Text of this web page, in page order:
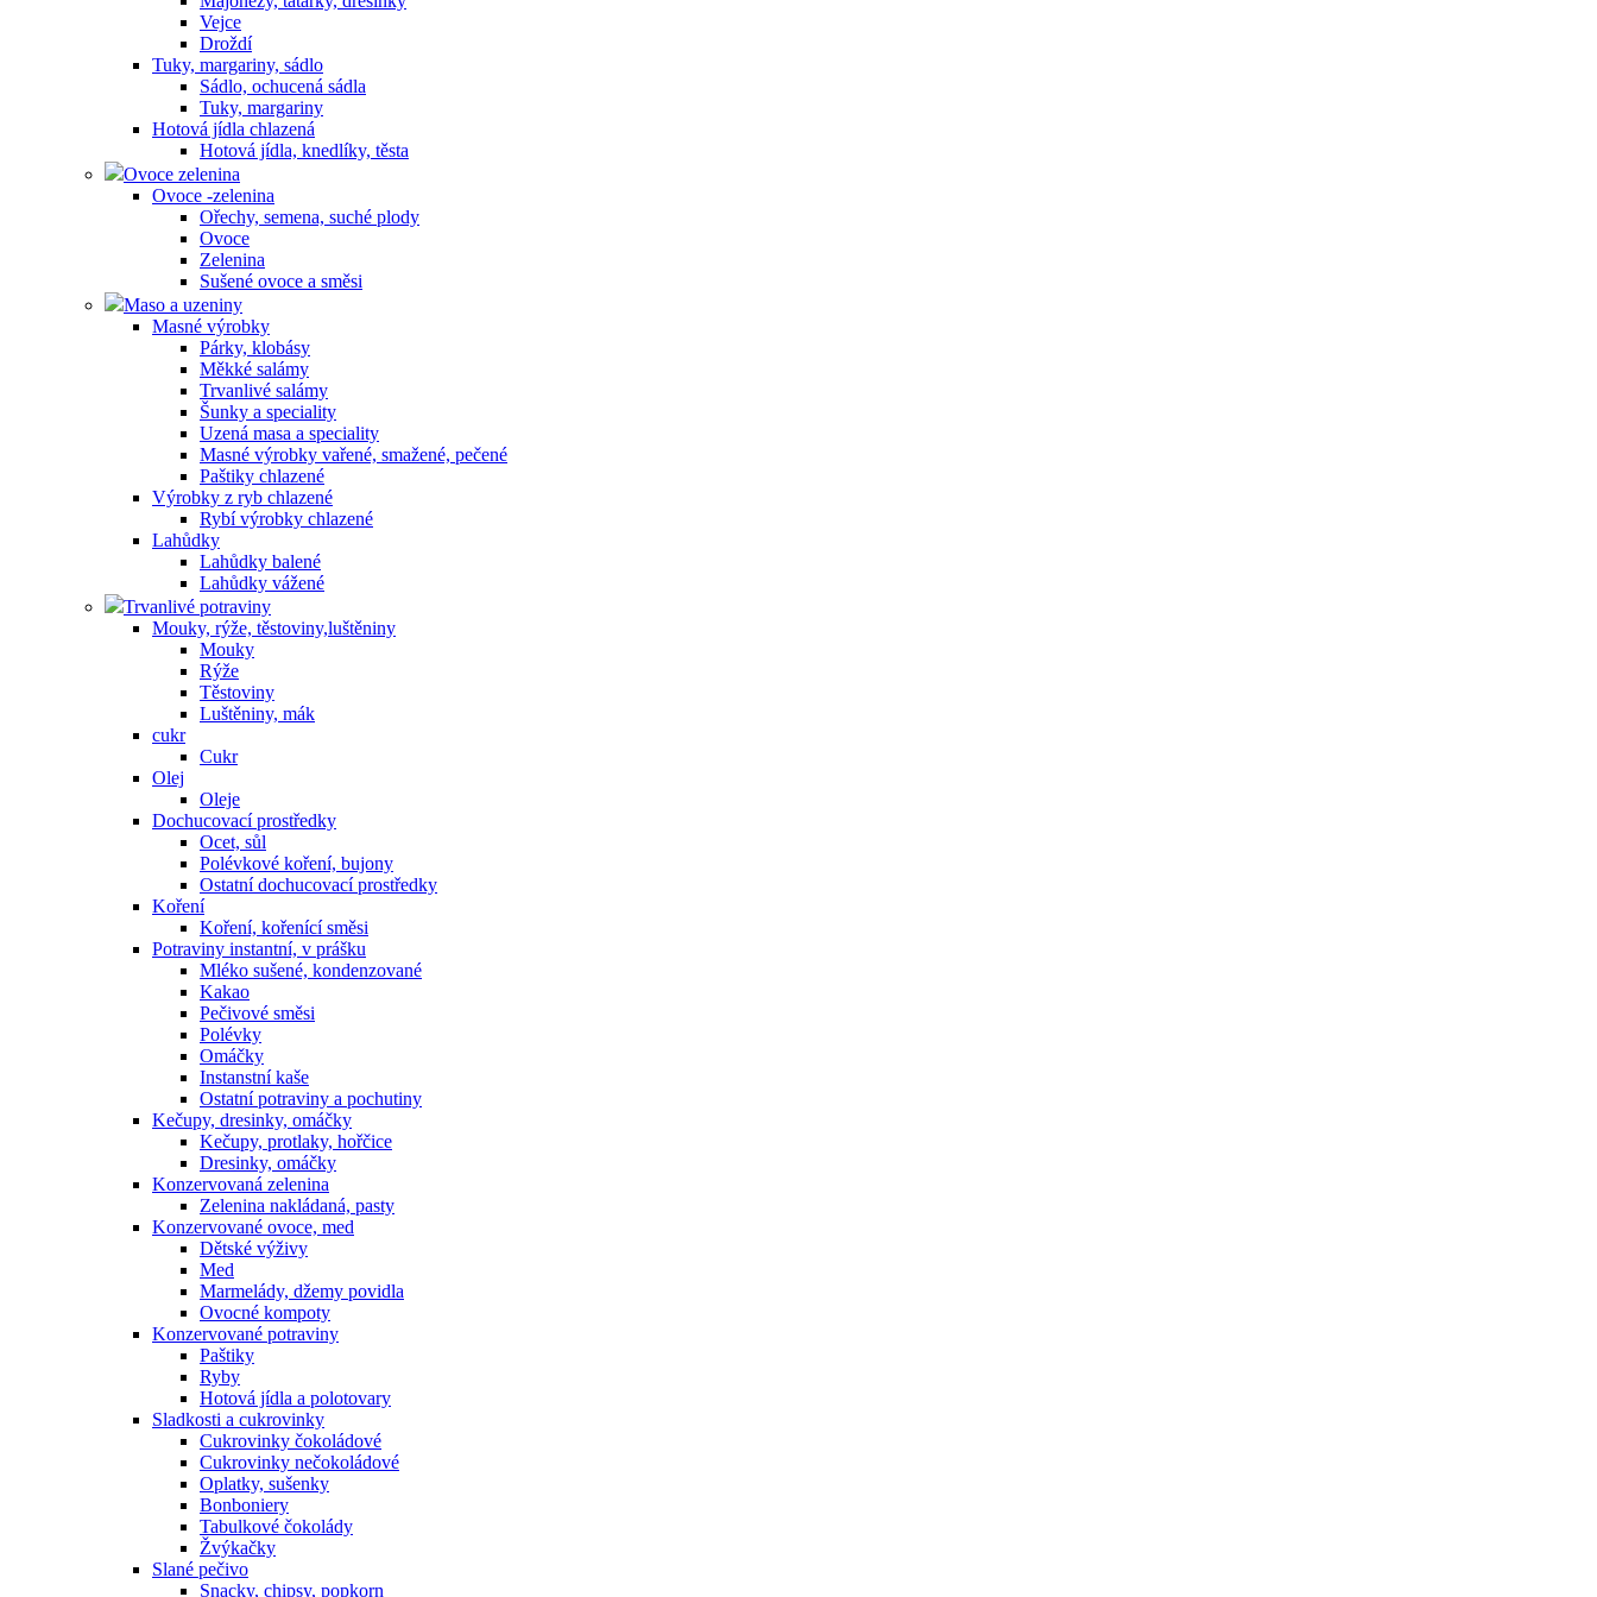
Vejce
Droždí
Tuky, margariny, sádlo
Sádlo, ochucená sádla
Tuky, margariny
Hotová jídla chlazená
Hotová jídla, knedlíky, těsta
Ovoce zelenina
Ovoce -zelenina
Ořechy, semena, suché plody
Ovoce
Zelenina
Sušené ovoce a směsi
Maso a uzeniny
Masné výrobky
Párky, klobásy
Měkké salámy
Trvanlivé salámy
Šunky a speciality
Uzená masa a speciality
Masné výrobky vařené, smažené, pečené
Paštiky chlazené
Výrobky z ryb chlazené
Rybí výrobky chlazené
Lahůdky
Lahůdky balené
Lahůdky vážené
Trvanlivé potraviny
Mouky, rýže, těstoviny,luštěniny
Mouky
Rýže
Těstoviny
Luštěniny, mák
cukr
Cukr
Olej
Oleje
Dochucovací prostředky
Ocet, sůl
Polévkové koření, bujony
Ostatní dochucovací prostředky
Koření
Koření, kořenící směsi
Potraviny instantní, v prášku
Mléko sušené, kondenzované
Kakao
Pečivové směsi
Polévky
Omáčky
Instanstní kaše
Ostatní potraviny a pochutiny
Kečupy, dresinky, omáčky
Kečupy, protlaky, hořčice
Dresinky, omáčky
Konzervovaná zelenina
Zelenina nakládaná, pasty
Konzervované ovoce, med
Dětské výživy
Med
Marmelády, džemy povidla
Ovocné kompoty
Konzervované potraviny
Paštiky
Ryby
Hotová jídla a polotovary
Sladkosti a cukrovinky
Cukrovinky čokoládové
Cukrovinky nečokoládové
Oplatky, sušenky
Bonboniery
Tabulkové čokolády
Žvýkačky
Slané pečivo
Snacky, chipsy, popkorn